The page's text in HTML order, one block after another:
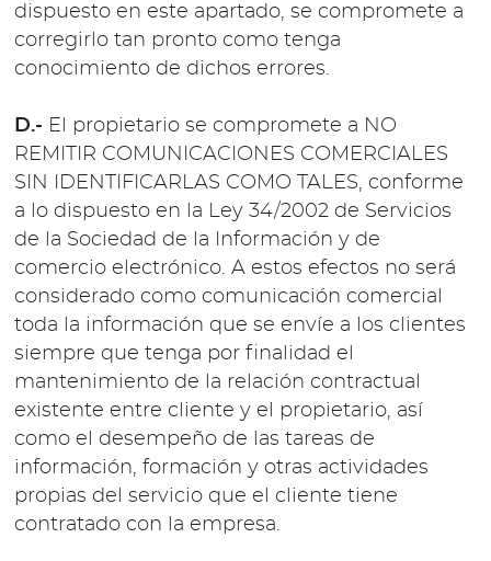
dispuesto en este apartado, se compromete a
corregirlo tan pronto como tenga
conocimiento de dichos errores.
D.- El propietario se compromete a NO
REMITIR COMUNICACIONES COMERCIALES
SIN IDENTIFICARLAS COMO TALES, conforme
a lo dispuesto en la Ley 34/2002 de Servicios
de la Sociedad de la Información y de
comercio electrónico. A estos efectos no será
considerado como comunicación comercial
toda la información que se envíe a los clientes
siempre que tenga por finalidad el
mantenimiento de la relación contractual
existente entre cliente y el propietario, así
como el desempeño de las tareas de
información, formación y otras actividades
propias del servicio que el cliente tiene
contratado con la empresa.